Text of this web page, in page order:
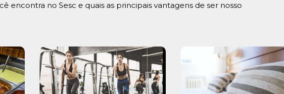
encontra no Sesc e quais as principais vantagens de ser nosso